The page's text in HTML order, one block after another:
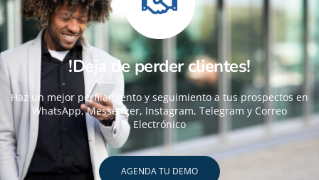
!Deja de perder clientes!
Haz un mejor perfilamiento y seguimiento a tus prospectos en
WhatsApp, Messenger, Instagram, Telegram y Correo
Electrónico
AGENDA TU DEMO